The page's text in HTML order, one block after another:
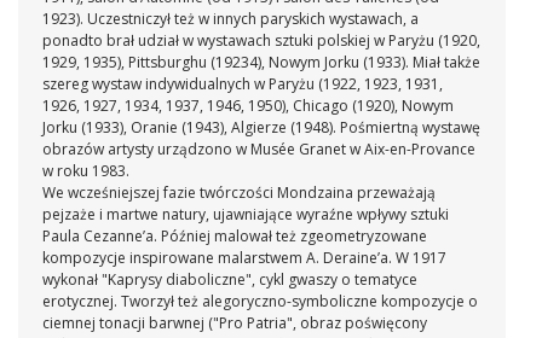
1923). Uczestniczył też w innych paryskich wystawach, a
ponadto brał udział w wystawach sztuki polskiej w Paryżu (1920,
1929, 1935), Pittsburghu (19234), Nowym Jorku (1933). Miał także
szereg wystaw indywidualnych w Paryżu (1922, 1923, 1931,
1926, 1927, 1934, 1937, 1946, 1950), Chicago (1920), Nowym
Jorku (1933), Oranie (1943), Algierze (1948). Pośmiertną wystawę
obrazów artysty urządzono w Musée Granet w Aix-en-Provance
w roku 1983.
We wcześniejszej fazie twórczości Mondzaina przeważają
pejzaże i martwe natury, ujawniające wyraźne wpływy sztuki
Paula Cezanne’a. Później malował też zgeometryzowane
kompozycje inspirowane malarstwem A. Deraine’a. W 1917
wykonał "Kaprysy diaboliczne", cykl gwaszy o tematyce
erotycznej. Tworzył też alegoryczno-symboliczne kompozycje o
ciemnej tonacji barwnej ("Pro Patria", obraz poświęcony